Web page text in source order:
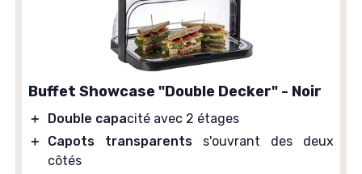
Buffet Showcase "Double Decker" - Noir
＋ Double capacité avec 2 étages
＋
Capots transparents s'ouvrant des deux
côtés